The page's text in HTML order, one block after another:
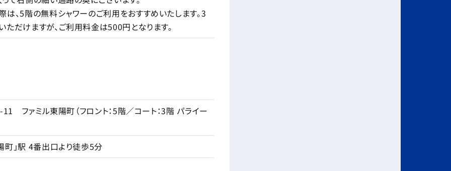
、5階の無料シャワーのご利用をおすすめいたします。3
ただけますが、ご利用料金は500円となります。
ファミル東陽町（フロント：5階／コート：3階 パライー
町」駅 4番出口より徒歩5分